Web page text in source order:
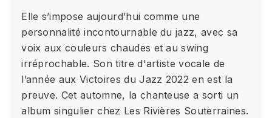
Elle s’impose aujourd’hui comme une
personnalité incontournable du jazz, avec sa
voix aux couleurs chaudes et au swing
irréprochable. Son titre d'artiste vocale de
l’année aux Victoires du Jazz 2022 en est la
preuve. Cet automne, la chanteuse a sorti un
album singulier chez Les Rivières Souterraines.